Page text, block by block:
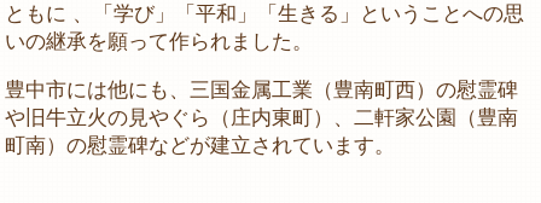
ともに 、「学び」「平和」「生きる」ということへの思
いの継承を願って作られました。
豊中市には他にも、三国金属工業（豊南町西）の慰霊碑
や旧牛立火の見やぐら（庄内東町）、二軒家公園（豊南
町南）の慰霊碑などが建立されています。